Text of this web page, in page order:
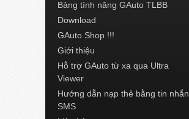
Bảng tính năng GAuto TLBB
Download
GAuto Shop !!!
Giới thiệu
Hỗ trợ GAuto từ xa qua Ultra
Viewer
Hướng dẫn nạp thẻ bằng tin nhắn
SMS